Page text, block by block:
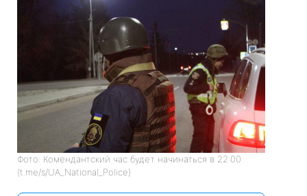
Фото: Комендантский час будет начинаться в 22:00
(t.me/s/UA_National_Police)